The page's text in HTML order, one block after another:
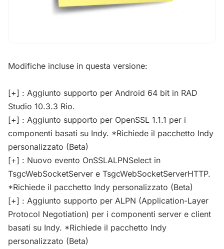
Modifiche incluse in questa versione:
[+] : Aggiunto supporto per Android 64 bit in RAD
Studio 10.3.3 Rio.
[+] : Aggiunto supporto per OpenSSL 1.1.1 per i
componenti basati su Indy. *Richiede il pacchetto Indy
personalizzato (Beta)
[+] : Nuovo evento OnSSLALPNSelect in
TsgcWebSocketServer e TsgcWebSocketServerHTTP.
*Richiede il pacchetto Indy personalizzato (Beta)
[+] : Aggiunto supporto per ALPN (Application-Layer
Protocol Negotiation) per i componenti server e client
basati su Indy. *Richiede il pacchetto Indy
personalizzato (Beta)